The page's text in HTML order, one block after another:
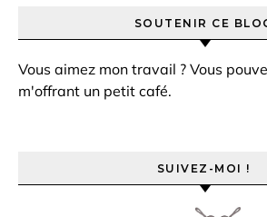
SOUTENIR CE
Vous aimez mon travail ? Vous
m'offrant un petit café.
SUIVEZ-MOI !